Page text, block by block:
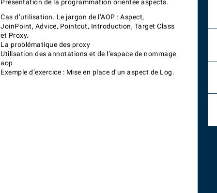
Présentation de la programmation orientée aspects.
Cas d’utilisation. Le jargon de l’AOP : Aspect,
JoinPoint, Advice, Pointcut, Introduction, Target Class
et Proxy.
La problématique des proxy
Utilisation des annotations et de l’espace de nommage
aop
Exemple d’exercice : Mise en place d’un aspect de Log.